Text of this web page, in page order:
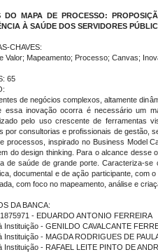
DO MAPA DE PROCESSO:
À SAÚDE DOS SERVIDORES
CHAVES:
Valor; Mapeamento; Processo; Canvas;
65
de negócios complexos, altamente
essa inovação ocorra é necessário um
pelo uso crescente de ferramentas
por consultorias e profissionais de gestão,
processos, inspirado no Business Model
do design thinking. Para o alcance desse
de saúde de grande porte. Caracteriza-
documental e de ação participante, com
com foco no mapeamento, análise e
DA BANCA:
- EDUARDO ANTONIO FERREIRA
Instituição - GENILDO CAVALCANTE
Instituição - MAGDA RODRIGUES DE
Instituição - RAFAEL LEITE PINTO DE